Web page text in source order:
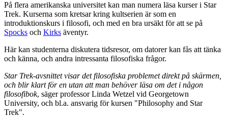
På flera amerikanska universitet kan man numera läsa kurser i Star
Trek. Kurserna som kretsar kring kultserien är som en
introduktionskurs i filosofi, och med en bra ursäkt för att se på
Spocks och Kirks äventyr.
Här kan studenterna diskutera tidsresor, om datorer kan fås att tänka
och känna, och andra intressanta filosofiska frågor.
Star Trek-avsnittet visar det filosofiska problemet direkt på skärmen,
och blir klart för en utan att man behöver läsa om det i någon
filosofibok, säger professor Linda Wetzel vid Georgetown
University, och bl.a. ansvarig för kursen "Philosophy and Star
Trek".